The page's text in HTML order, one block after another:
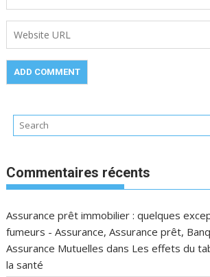
Commentaires récents
Assurance prêt immobilier : quelques
fumeurs - Assurance, Assurance prêt,
Assurance Mutuelles dans Les effets du
la santé